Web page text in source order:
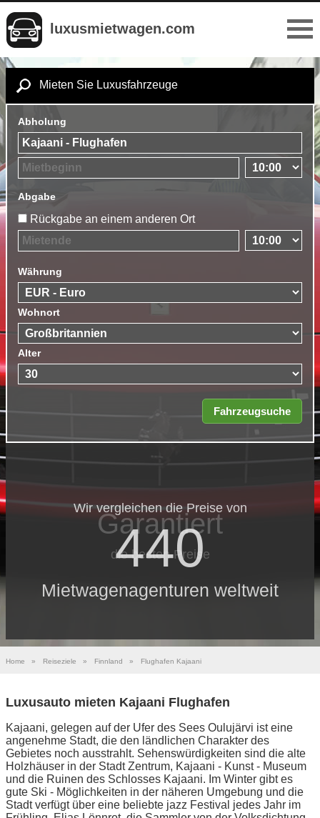
luxusmietwagen.com
Mieten Sie Luxusfahrzeuge
Abholung
Abgabe
Rückgabe an einem anderen Ort
Währung
Wohnort
Alter
Wir vergleichen die Preise von
440
Mietwagenagenturen weltweit
Garantiert
die besten Preise
Home » Reiseziele » Finnland » Flughafen Kajaani
Luxusauto mieten Kajaani Flughafen
Kajaani, gelegen auf der Ufer des Sees Oulujärvi ist eine
angenehme Stadt, die den ländlichen Charakter des
Gebietes noch ausstrahlt. Sehenswürdigkeiten sind die alte
Holzhäuser in der Stadt Zentrum, Kajaani - Kunst - Museum
und die Ruinen des Schlosses Kajaani. Im Winter gibt es
gute Ski - Möglichkeiten in der näheren Umgebung und die
Stadt verfügt über eine beliebte jazz Festival jedes Jahr im